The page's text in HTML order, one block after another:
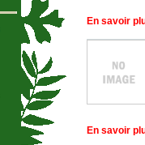
En savoir
En savoir